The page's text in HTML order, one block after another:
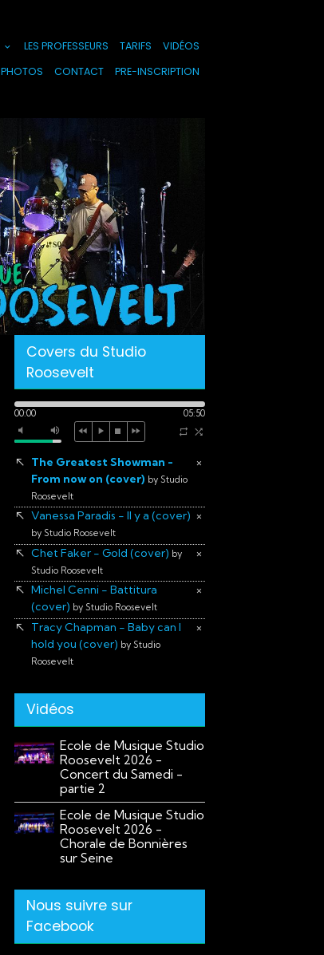
LES PROFESSEURS TARIFS
VIDÉOS
PHOTOS
CONTACT PRE-INSCRIPTION
Covers du Studio
Roosevelt
00:00 05:50
×
The Greatest Showman -
From now on (cover) by Studio
Roosevelt
×
Vanessa Paradis - Il y a (cover)
by Studio Roosevelt
×
Chet Faker - Gold (cover) by
Studio Roosevelt
×
Michel Cenni - Battitura
(cover) by Studio Roosevelt
×
Tracy Chapman - Baby can I
hold you (cover) by Studio
Roosevelt
Vidéos
Ecole de Musique Studio
Roosevelt 2026 -
Concert du Samedi -
partie 2
Ecole de Musique Studio
Roosevelt 2026 -
Chorale de Bonnières
sur Seine
Nous suivre sur
Facebook